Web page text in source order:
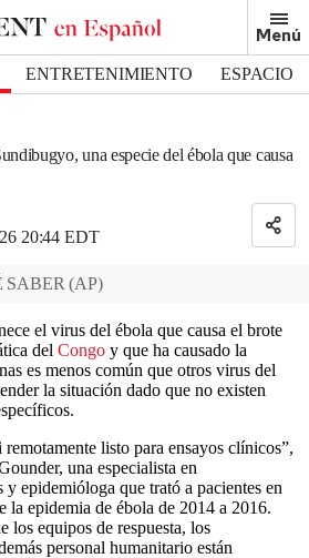
Menú
ENTRETENIMIENTO
ESPACIO
una especie del ébola que causa
20:44 EDT
SABER (AP)
el virus del ébola que causa el brote
del Congo y que ha causado la
es menos común que otros virus del
la situación dado que no existen
listo para ensayos clínicos”,
una especialista en
y epidemióloga que trató a pacientes en
la epidemia de ébola de 2014 a 2016.
los equipos de respuesta, los
personal humanitario están